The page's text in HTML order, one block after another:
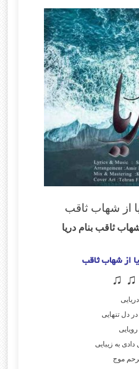
از شهاب ثاقب
شهاب ثاقببنام دریا
از شهاب ثاقب
♫ ♫
در دل تنهایی
به زیبایی
موج